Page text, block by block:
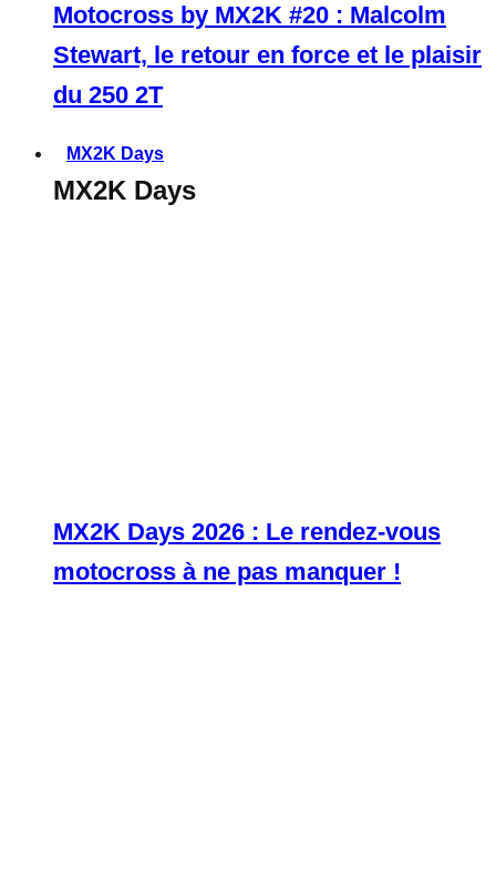
Motocross by MX2K #20 : Malcolm
Stewart, le retour en force et le plaisir
du 250 2T
MX2K Days
MX2K Days
MX2K Days 2026 : Le rendez-vous
motocross à ne pas manquer !